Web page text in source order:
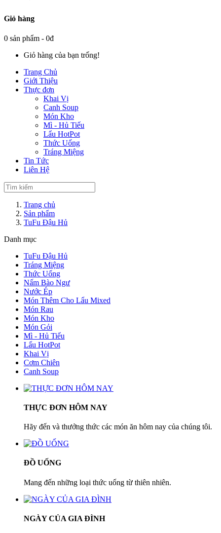
Giỏ hàng
0 sản phẩm - 0đ
Giỏ hàng của bạn trống!
Trang Chủ
Giới Thiệu
Thực đơn
Khai Vị
Canh Soup
Món Kho
Mì - Hủ Tiếu
Lẩu HotPot
Thức Uống
Tráng Miệng
Tin Tức
Liên Hệ
Trang chủ
Sản phẩm
TuFu Đậu Hủ
Danh mục
TuFu Đậu Hủ
Tráng Miệng
Thức Uống
Nấm Bào Ngư
Nước Ép
Món Thêm Cho Lẩu Mixed
Món Rau
Món Kho
Món Gỏi
Mì - Hủ Tiếu
Lẩu HotPot
Khai Vị
Cơm Chiên
Canh Soup
THỰC ĐƠN HÔM NAY
Hãy đến và thưởng thức các món ăn hôm nay của chúng tôi.
ĐỒ UỐNG
Mang đến những loại thức uống từ thiên nhiên.
NGÀY CỦA GIA ĐÌNH